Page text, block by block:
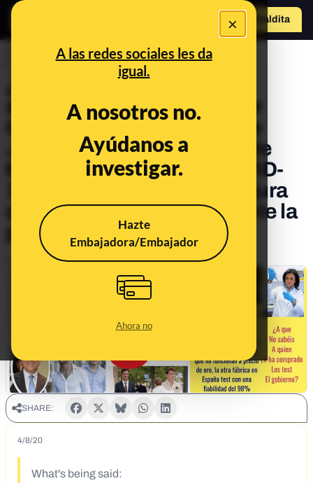
×
A las redes sociales les da
igual.
A nosotros no.
Ayúdanos a
investigar.
Hazte
Embajadora/Embajador
Ahora no
Hazte Maldita
¿Qué sabemos sobre la
supuesta comisión de Aitor
Gómez, la pareja del hijo de
José Bono, por la compra de
tests de detección de COVID-
19? Gómez lo niega y asegura
que ya lo ha denunciado ante la
policía
Publicado elApr 9, 2020, 7:00:00 AM
SHARE:
4/8/20
What's being said: